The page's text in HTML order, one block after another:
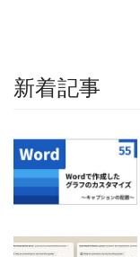
新着記事